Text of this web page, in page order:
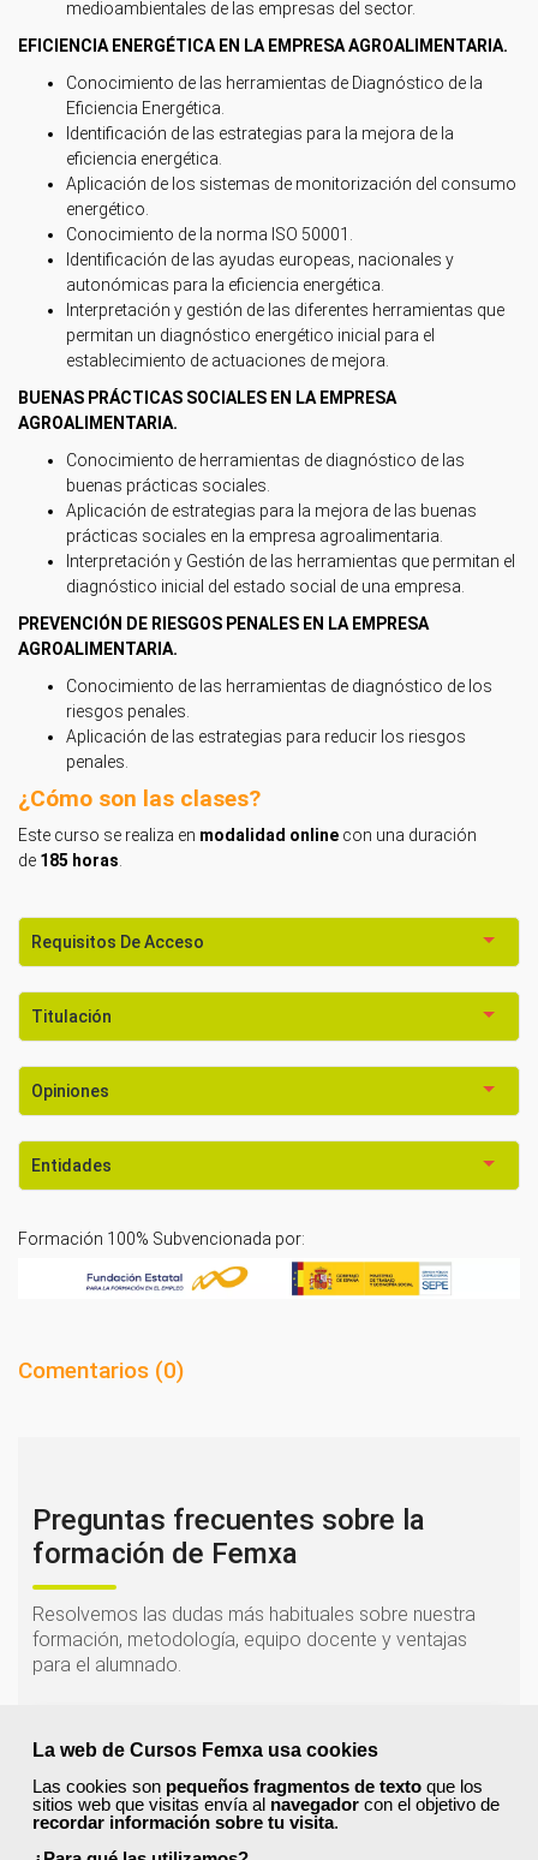
La web de Cursos Femxa usa cookies
Las cookies son pequeños fragmentos de texto que los
sitios web que visitas envía al navegador con el objetivo de
recordar información sobre tu visita.
medioambientales de las empresas del sector.
EFICIENCIA ENERGÉTICA EN LA EMPRESA AGROALIMENTARIA.
Conocimiento de las herramientas de Diagnóstico de la
Eficiencia Energética.
Identificación de las estrategias para la mejora de la
eficiencia energética.
Aplicación de los sistemas de monitorización del consumo
energético.
Conocimiento de la norma ISO 50001.
Identificación de las ayudas europeas, nacionales y
autonómicas para la eficiencia energética.
Interpretación y gestión de las diferentes herramientas que
permitan un diagnóstico energético inicial para el
establecimiento de actuaciones de mejora.
BUENAS PRÁCTICAS SOCIALES EN LA EMPRESA
AGROALIMENTARIA.
Conocimiento de herramientas de diagnóstico de las
buenas prácticas sociales.
Aplicación de estrategias para la mejora de las buenas
prácticas sociales en la empresa agroalimentaria.
Interpretación y Gestión de las herramientas que permitan el
diagnóstico inicial del estado social de una empresa.
PREVENCIÓN DE RIESGOS PENALES EN LA EMPRESA
AGROALIMENTARIA.
Conocimiento de las herramientas de diagnóstico de los
riesgos penales.
Aplicación de las estrategias para reducir los riesgos
penales.
¿Cómo son las clases?
Este curso se realiza en modalidad online con una duración
de 185 horas
Requisitos De Acceso
Titulación
Opiniones
Entidades
Formación 100% Subvencionada por:
Comentarios (0)
Preguntas frecuentes sobre la
formación de Femxa
Resolvemos las dudas más habituales sobre nuestra
formación, metodología, equipo docente y ventajas
para el alumnado.
¿Qué nos hace diferentes de la
competencia?